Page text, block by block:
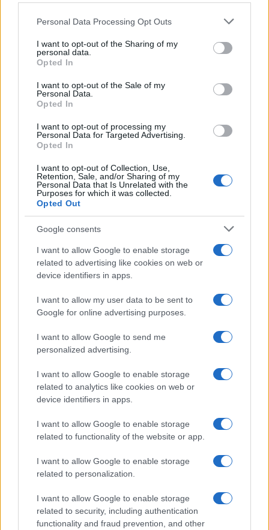
This information may also be disclosed by us to third parties
disclose it to other third parties.
Please note that this website/app uses one or more Google
services and may gather and store information including but
not limited to your visit or usage behaviour. You may click to
grant or deny consent to Google and its third-party tags to
consent section.
Personal Data Processing Opt Outs
I want to opt-out of the Sharing of my
personal data.
Opted In
I want to opt-out of the Sale of my
Personal Data.
Opted In
I want to opt-out of processing my
Personal Data for Targeted Advertising.
Opted In
I want to opt-out of Collection, Use,
Retention, Sale, and/or Sharing of my
Personal Data that Is Unrelated with the
Purposes for which it was collected.
Opted Out
Google consents
I want to allow Google to enable storage
related to advertising like cookies on web or
device identifiers in apps.
I want to allow my user data to be sent to
Google for online advertising purposes.
I want to allow Google to send me
personalized advertising.
I want to allow Google to enable storage
related to analytics like cookies on web or
device identifiers in apps.
I want to allow Google to enable storage
related to functionality of the website or app.
I want to allow Google to enable storage
related to personalization.
I want to allow Google to enable storage
related to security, including authentication
functionality and fraud prevention, and other
FRASI
Frasi celebri
Frasi da condividere
Poesie
Frasi dei film
Frasi film più lette
Incipit dei film
Film più cercati
Frasi sul cinema
SERVIZI
Mappa del sito
Cookie Policy
Frasi suddivise per tema
Indice degli autori
Aforismi .meglio.it è l'archivio web dedicato a frasi,
aforismi e citazioni più grande del web (137.890 frasi in